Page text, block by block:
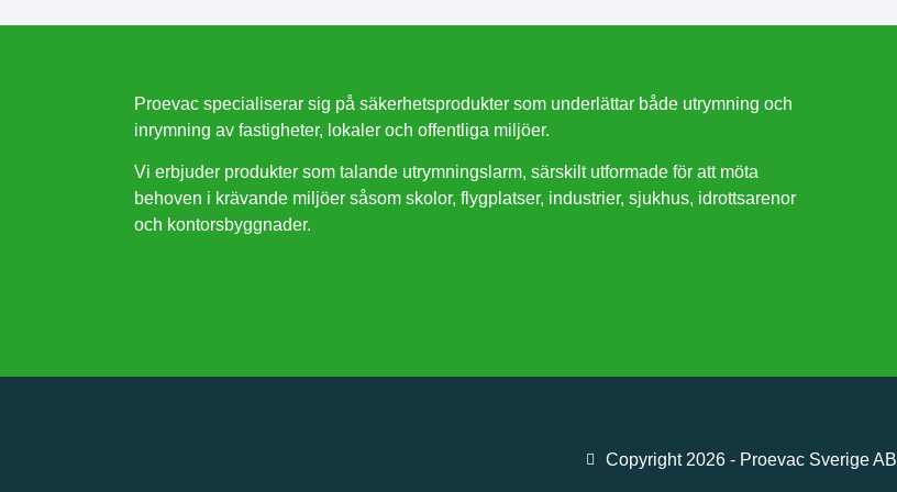
Proevac specialiserar sig på säkerhetsprodukter som underlättar både utrymning och
inrymning av fastigheter, lokaler och offentliga miljöer.
Vi erbjuder produkter som talande utrymningslarm, särskilt utformade för att möta
behoven i krävande miljöer såsom skolor, flygplatser, industrier, sjukhus, idrottsarenor
och kontorsbyggnader.
Copyright 2026 - Proevac Sverige AB